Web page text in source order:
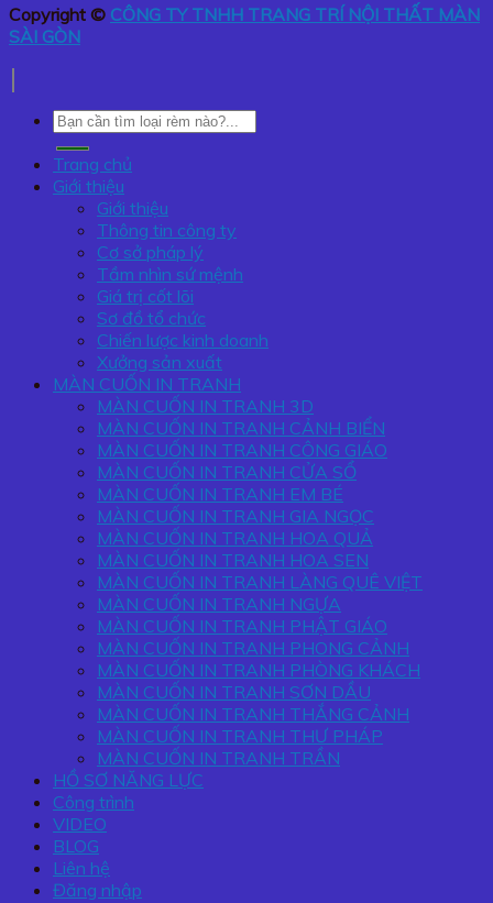
Copyright © CÔNG TY TNHH TRANG TRÍ NỘI THẤT MÀN
SÀI GÒN
Tìm
kiếm:
Trang chủ
Giới thiệu
Giới thiệu
Thông tin công ty
Cơ sở pháp lý
Tầm nhìn sứ mệnh
Giá trị cốt lõi
Sơ đồ tổ chức
Chiến lược kinh doanh
Xưởng sản xuất
MÀN CUỐN IN TRANH
MÀN CUỐN IN TRANH 3D
MÀN CUỐN IN TRANH CẢNH BIỂN
MÀN CUỐN IN TRANH CÔNG GIÁO
MÀN CUỐN IN TRANH CỬA SỔ
MÀN CUỐN IN TRANH EM BÉ
MÀN CUỐN IN TRANH GIA NGỌC
MÀN CUỐN IN TRANH HOA QUẢ
MÀN CUỐN IN TRANH HOA SEN
MÀN CUỐN IN TRANH LÀNG QUÊ VIỆT
MÀN CUỐN IN TRANH NGỰA
MÀN CUỐN IN TRANH PHẬT GIÁO
MÀN CUỐN IN TRANH PHONG CẢNH
MÀN CUỐN IN TRANH PHÒNG KHÁCH
MÀN CUỐN IN TRANH SƠN DẦU
MÀN CUỐN IN TRANH THẮNG CẢNH
MÀN CUỐN IN TRANH THƯ PHÁP
MÀN CUỐN IN TRANH TRẦN
HỒ SƠ NĂNG LỰC
Công trình
VIDEO
BLOG
Liên hệ
Đăng nhập